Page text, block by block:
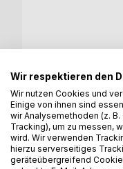
Was,
Wir leben
berühren
Wir respektieren den
Wir nutzen Cookies und
Einige von ihnen sind
wir Analysemethoden (z.
Tracking), um zu messen,
wird. Wir verwenden
hierzu serverseitiges
geräteübergreifend